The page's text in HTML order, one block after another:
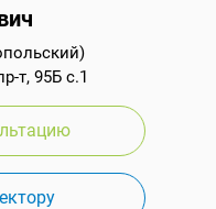
т, 95Б с.1